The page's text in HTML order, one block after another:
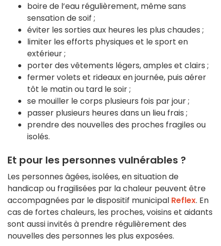
boire de l’eau régulièrement, même sans
sensation de soif ;
éviter les sorties aux heures les plus chaudes ;
limiter les efforts physiques et le sport en
extérieur ;
porter des vêtements légers, amples et clairs ;
fermer volets et rideaux en journée, puis aérer
tôt le matin ou tard le soir ;
se mouiller le corps plusieurs fois par jour ;
passer plusieurs heures dans un lieu frais ;
prendre des nouvelles des proches fragiles ou
isolés.
Et pour les personnes vulnérables ?
Les personnes âgées, isolées, en situation de
handicap ou fragilisées par la chaleur peuvent être
accompagnées par le dispositif municipal Reflex. En
cas de fortes chaleurs, les proches, voisins et aidants
sont aussi invités à prendre régulièrement des
nouvelles des personnes les plus exposées.